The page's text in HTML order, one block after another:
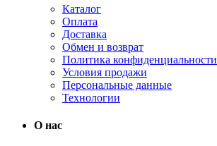
Каталог
Оплата
Доставка
Обмен и возврат
Политика конфиденциальности
Условия продажи
Персональные данные
Технологии
О нас